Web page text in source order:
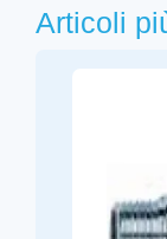
Articoli